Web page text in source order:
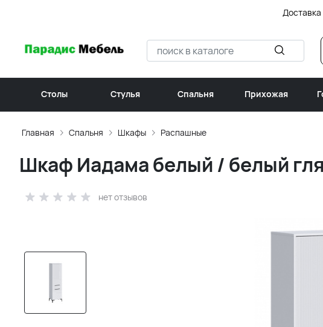
Доставка
Столы Стулья Спальня Прихожая
Главная Спальня Шкафы Распашные
Шкаф Иадама белый / белый
нет отзывов